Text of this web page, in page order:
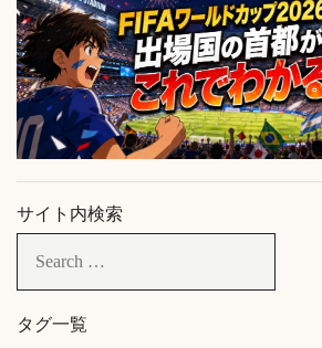
サイト内検索
タグ一覧